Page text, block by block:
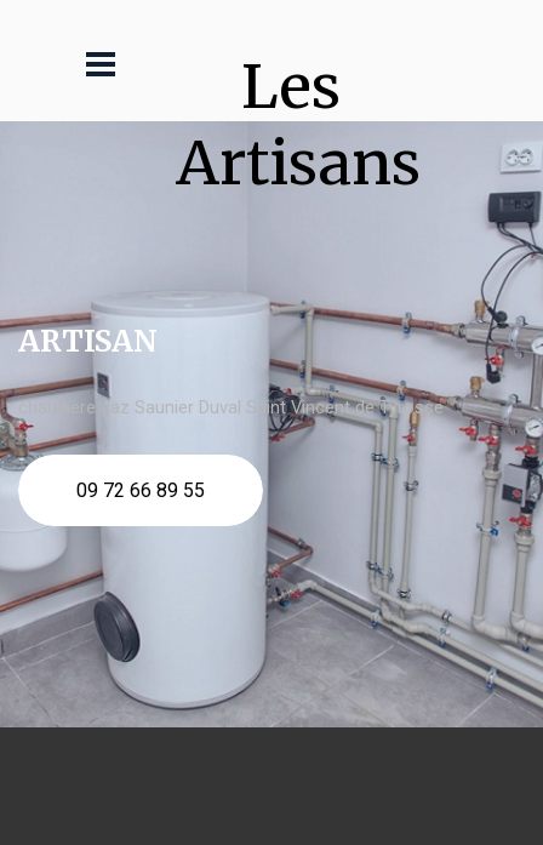
Les
Artisans
ARTISAN
chaudière gaz Saunier Duval Saint Vincent de Tyrosse
09 72 66 89 55